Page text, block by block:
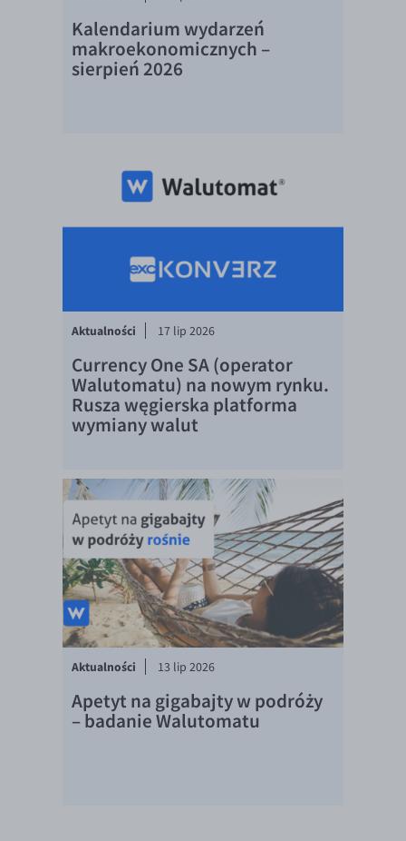
EUR/USD
EUR/GBP
EUR/CNY
EUR/HKD
EUR/HUF
EUR/ILS
EUR/NZD
EUR/RON
EUR/SGD
EUR/TRY
EUR/ZAR
GBP/USD
Kalendarium wydarzeń
makroekonomicznych –
sierpień 2026
Aktualności 17 lip 2026
Currency One SA (operator
Walutomatu) na nowym rynku.
Rusza węgierska platforma
wymiany walut
Aktualności 13 lip 2026
Apetyt na gigabajty w podróży
– badanie Walutomatu